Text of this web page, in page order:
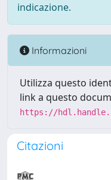
indicazione.
Informazioni
Utilizza questo
link a questo
https://
Citazioni